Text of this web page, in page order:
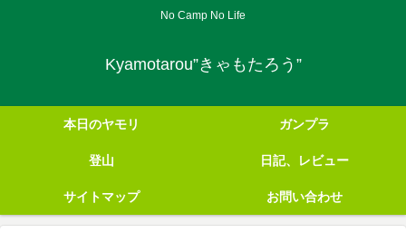
No Camp No Life
Kyamotarou”きゃもたろう”
本日のヤモリ ガンプラ
登山 日記、レビュー
サイトマップ お問い合わせ